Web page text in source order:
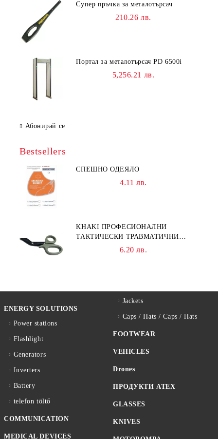
Супер пръчка за металотърсач
210.26 лв.
Портал за металотърсач PD 6500i
5,256.21 лв.
Абонирай се
Bestsellers
СПЕШНО ОДЕЯЛО
4.11 лв.
KHAKI ПРОФЕСИОНАЛНИ
ТАКТИЧЕСКИ ТРАВМАТИЧНИ
НОЖИЦИ НОЖИЦА
6.20 лв.
ENERGY SOLUTIONS
Power stations
Flashlight
Generators
Inverters
Battery
telefon töltő
COMMUNICATION
MEDICAL DEVICES
Jackets
Caps / Hats / Caps / Hats
FOOTWEAR
VEHICLES
Drones
ПРОДУКТИ ATEX
GLASSES
KNIVES